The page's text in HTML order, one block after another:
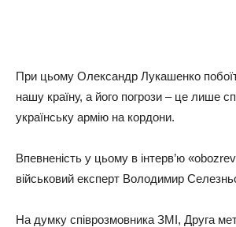
При цьому Олександр Лукашенко
нашу країну, а його погрози – це лише
українську армію на кордони.
Впевненість у цьому в інтерв’ю
військовий експерт Володимир
На думку співрозмовника ЗМІ, Друга